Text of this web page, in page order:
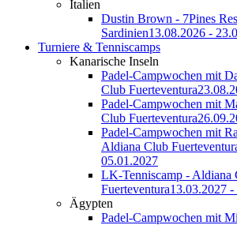
Italien
Dustin Brown - 7Pines
Sardinien13.08.2026 -
Turniere & Tenniscamps
Kanarische Inseln
Padel-Campwochen mit
Club Fuerteventura
Padel-Campwochen mit
Club Fuerteventura
Padel-Campwochen mit
Aldiana Club
05.01.2027
LK-Tenniscamp - Aldiana
Fuerteventura13.03.2027
Ägypten
Padel-Campwochen mit